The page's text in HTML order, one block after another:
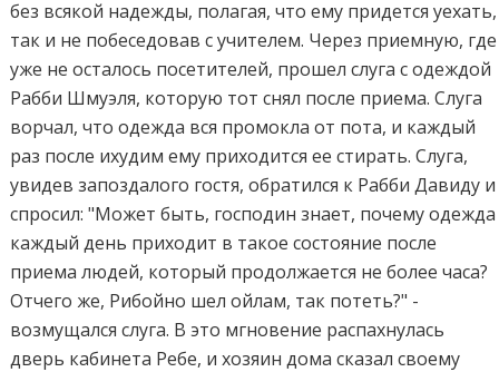
без всякой надежды, полагая, что ему придется уехать,
так и не побеседовав с учителем. Через приемную, где
уже не осталось посетителей, прошел слуга с одеждой
Рабби Шмуэля, которую тот снял после приема. Слуга
ворчал, что одежда вся промокла от пота, и каждый
раз после ихудим ему приходится ее стирать. Слуга,
увидев запоздалого гостя, обратился к Рабби Давиду и
спросил: "Может быть, господин знает, почему одежда
каждый день приходит в такое состояние после
приема людей, который продолжается не более часа?
Отчего же, Рибойно шел ойлам, так потеть?" -
возмущался слуга. В это мгновение распахнулась
дверь кабинета Ребе, и хозяин дома сказал своему